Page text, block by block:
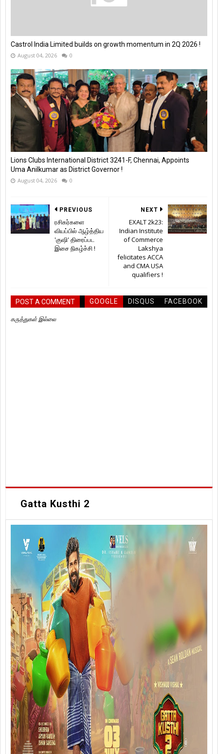
Castrol India Limited builds on growth momentum in 2Q 2026 !
August 04, 2026 0
Lions Clubs International District 3241-F, Chennai, Appoints
Uma Anilkumar as District Governor !
August 04, 2026 0
NEXT
EXALT 2k23:
Indian Institute
of Commerce
Lakshya
felicitates ACCA
and CMA USA
qualifiers !
PREVIOUS
ரசிகர்களை
வியப்பில் ஆழ்த்திய
'குஷி' திரைப்பட
இசை நிகழ்ச்சி !
POST A COMMENT GOOGLE DISQUS FACEBOOK
கருத்துகள் இல்லை
Gatta Kusthi 2